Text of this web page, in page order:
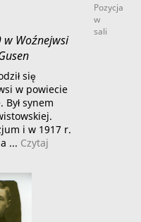
w Woźnejwsi
się
w powiecie
Był synem
i w 1917 r.
... Czytaj
Pozycja
w
sali